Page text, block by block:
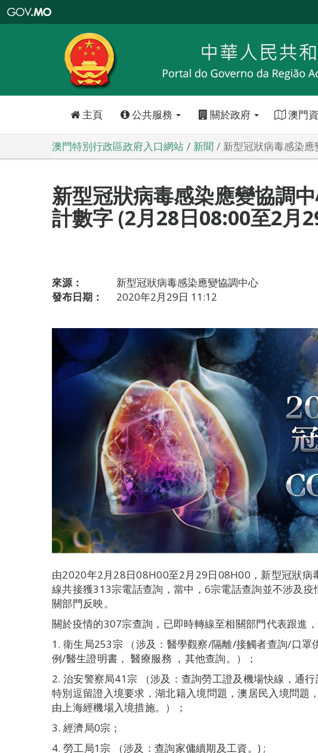
特
政
區
政
口
主頁 公共服務 關於政府 澳門
澳門特別行政區政府入口網站 新聞 新型冠狀病毒感染
新型冠狀病毒感染應變協調
計數字 (2月28日08:00至2月
來源：
新型冠狀病毒感染應變協調中心
發布日期：
2020年2月29日 11:12
由2020年2月28日08H00至2月29日08H00，新型冠狀病
線共接獲313宗電話查詢，當中，6宗電話查詢並不涉及
關部門反映。
關於疫情的307宗查詢，已即時轉線至相關部門代表跟進，
1. 衛生局253宗 （涉及：醫學觀察/隔離/接觸者查詢/口罩
例/醫生證明書， 醫療服務 ，其他查詢。）；
2. 治安警察局41宗 （涉及：查詢勞工證及機場快線，通行
特別逗留證入境要求，湖北籍入境問題，澳居民入境問題
由上海經機場入境措施。）；
3. 經濟局0宗；
4. 勞工局1宗 （涉及：查詢家傭續期及工資。) ;